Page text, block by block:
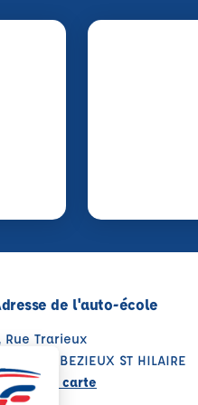
de l'auto-école
Rue Trarieux
16300 BARBEZIEUX ST HILAIRE
sur la carte